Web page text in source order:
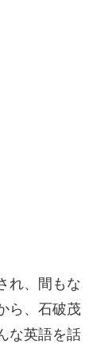
れ、間もな
ら、石破茂
な英語を話